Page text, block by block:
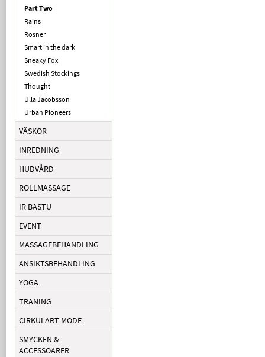
Part Two
Rains
Rosner
Smart in the dark
Sneaky Fox
Swedish Stockings
Thought
Ulla Jacobsson
Urban Pioneers
VÄSKOR
INREDNING
HUDVÅRD
ROLLMASSAGE
IR BASTU
EVENT
MASSAGEBEHANDLING
ANSIKTSBEHANDLING
YOGA
TRÄNING
CIRKULÄRT MODE
SMYCKEN &
ACCESSOARER